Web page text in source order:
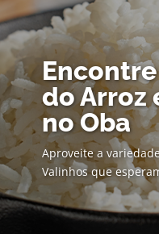
do Arroz
no Oba
Aproveite a
Valinhos que